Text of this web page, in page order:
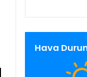
Hava